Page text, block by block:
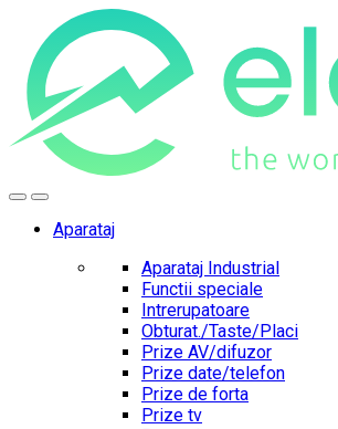
navigation
content
Aparataj
Aparataj Industrial
Functii speciale
Intrerupatoare
Obturat./Taste/Placi
Prize AV/difuzor
Prize date/telefon
Prize de forta
Prize tv